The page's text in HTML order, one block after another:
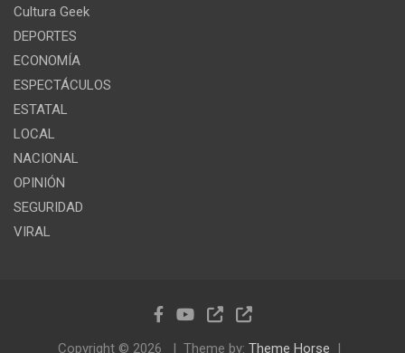
Cultura Geek
DEPORTES
ECONOMÍA
ESPECTÁCULOS
ESTATAL
LOCAL
NACIONAL
OPINIÓN
SEGURIDAD
VIRAL
Copyright © 2026 Theme by: Theme Horse